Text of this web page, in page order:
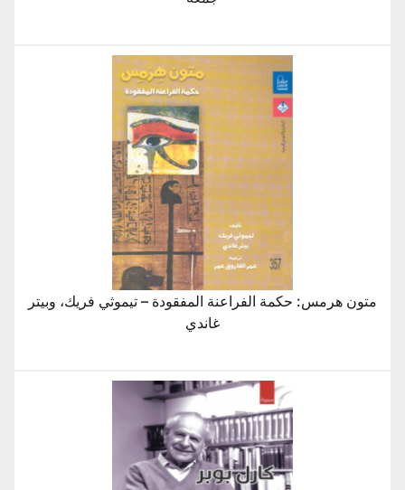
متون هرمس: حكمة الفراعنة المفقودة – تيموثي فريك، وبيتر
غاندي